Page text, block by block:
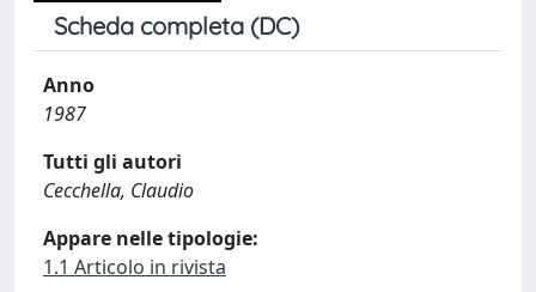
Scheda completa (DC)
Anno
1987
Tutti gli autori
Cecchella, Claudio
Appare nelle tipologie:
1.1 Articolo in rivista